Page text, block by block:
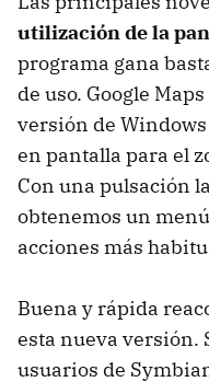
utilización de la
programa gana
de uso. Google
versión de
en pantalla para el
Con una pulsación
obtenemos un
acciones más
Buena y rápida
esta nueva versión.
usuarios de